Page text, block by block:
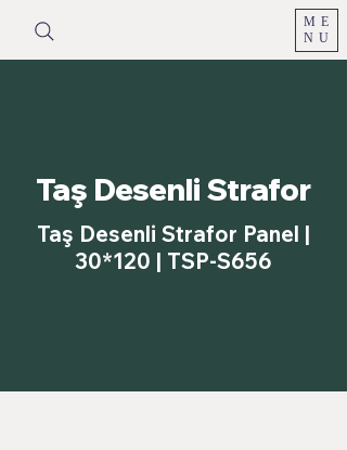
ME
NU
Taş Desenli Strafor
Taş Desenli Strafor Panel |
30*120 | TSP-S656